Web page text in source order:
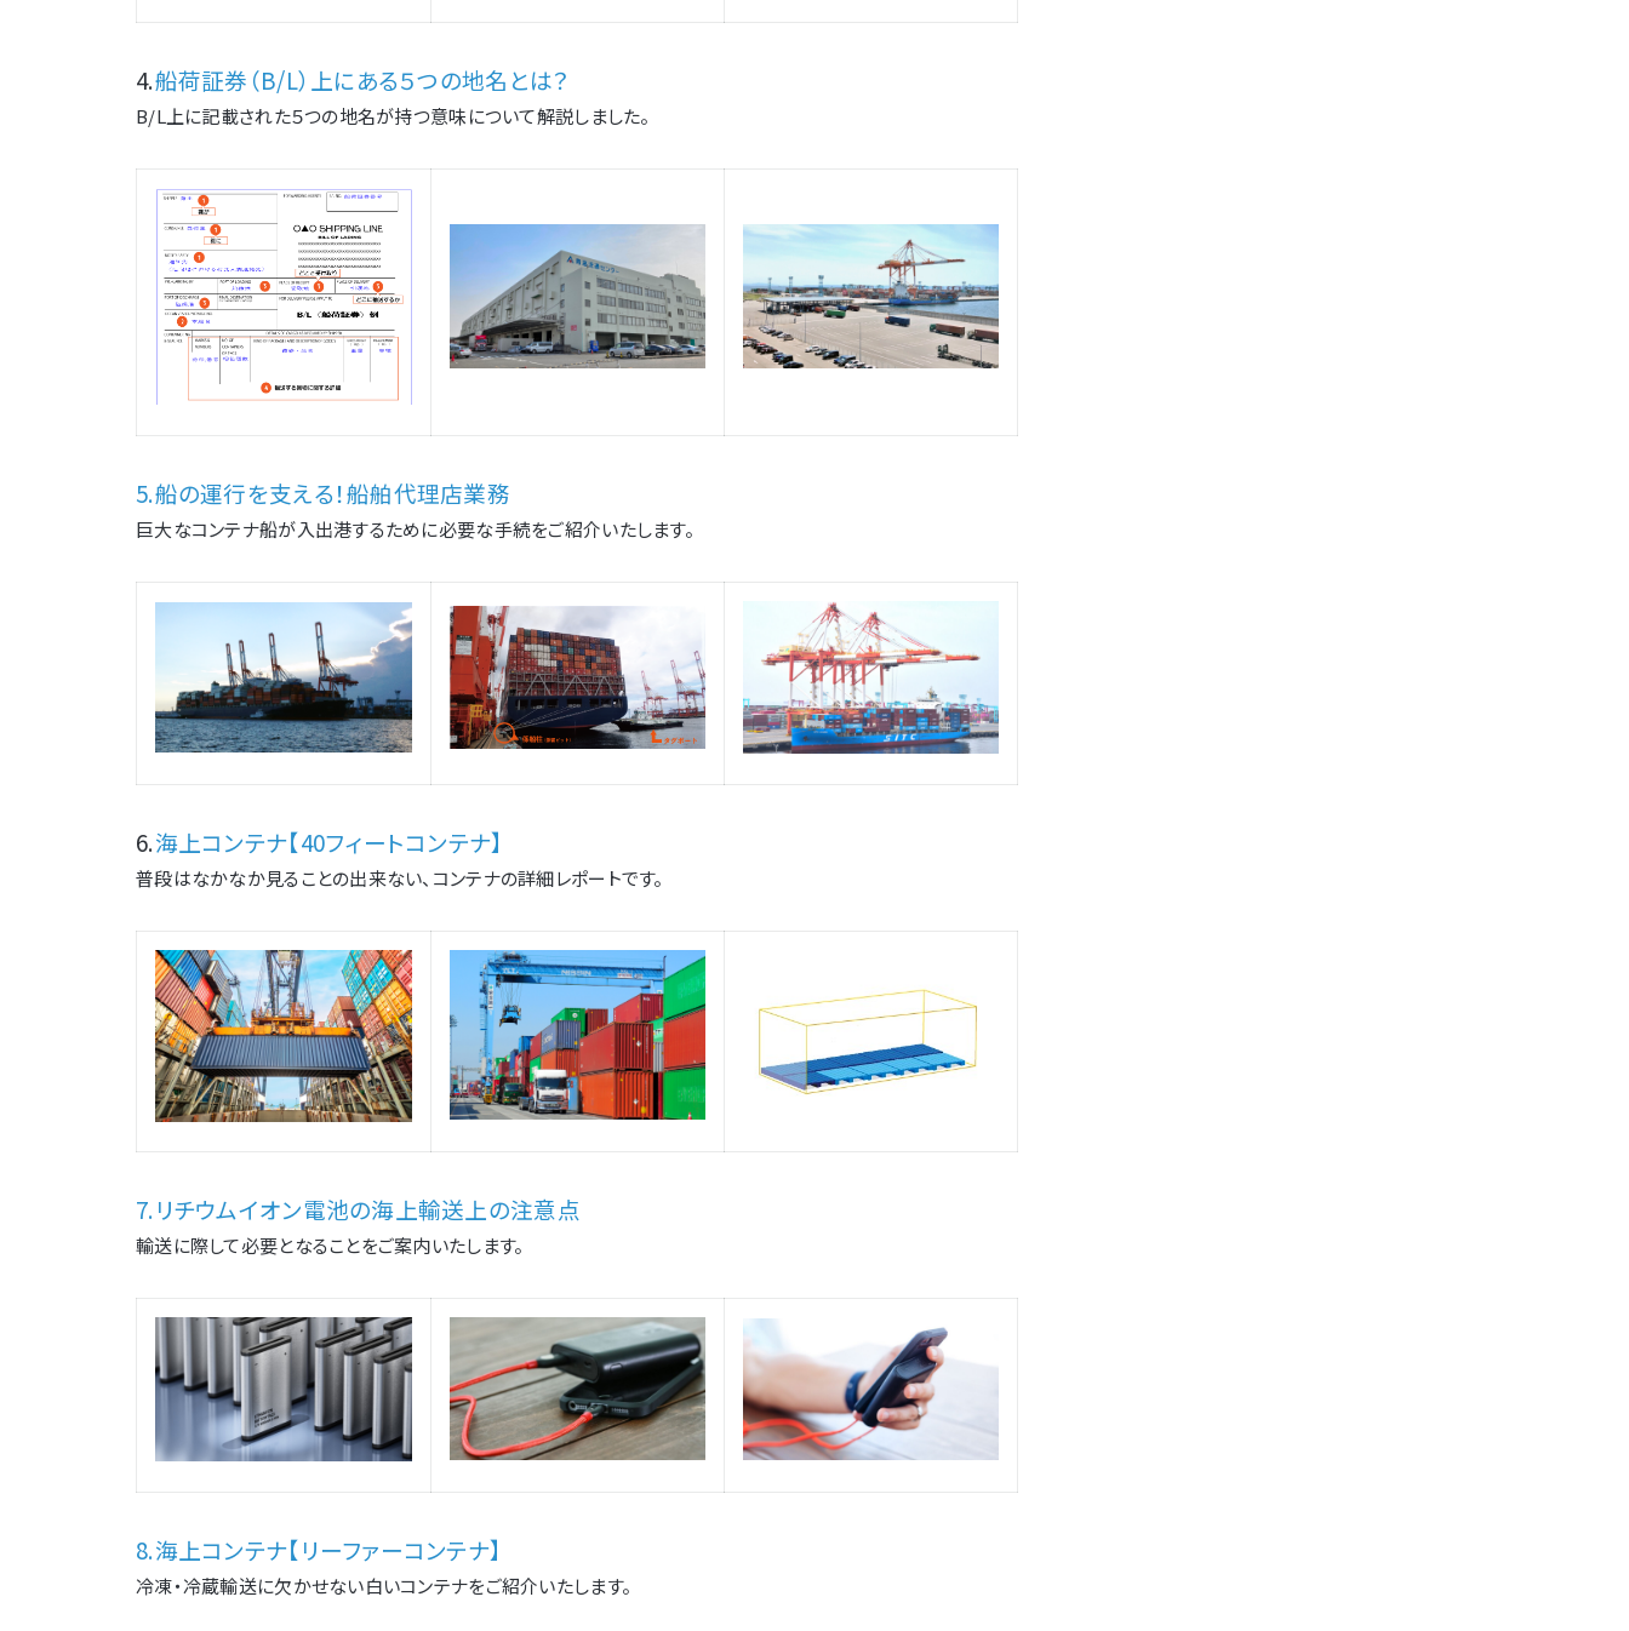
4.船荷証券（B/L）上にある５つの地名とは？
B/L上に記載された５つの地名が持つ意味について解説しました。
5.船の運行を支える！船舶代理店業務
巨大なコンテナ船が入出港するために必要な手続をご紹介いたします。
6.海上コンテナ【40フィートコンテナ】
普段はなかなか見ることの出来ない、コンテナの詳細レポートです。
7.リチウムイオン電池の海上輸送上の注意点
輸送に際して必要となることをご案内いたします。
8.海上コンテナ【リーファーコンテナ】
冷凍・冷蔵輸送に欠かせない白いコンテナをご紹介いたします。